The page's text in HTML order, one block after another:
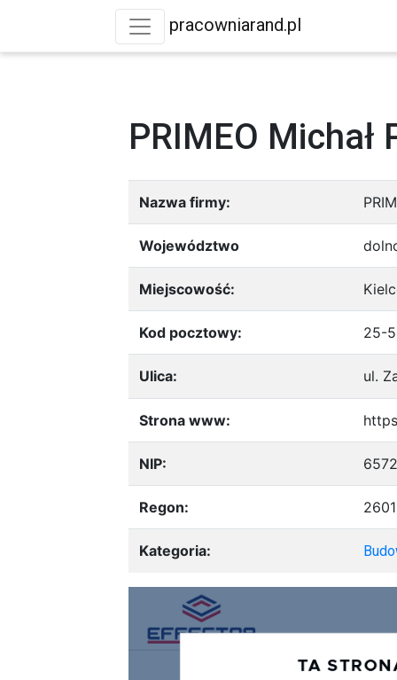
pracowniarand.pl
PRIMEO Michał
Nazwa firmy:
Województwo
Miejscowość:
Kod pocztowy: 25-
Ulica: ul.
Strona www:
NIP:
Regon:
Kategoria: